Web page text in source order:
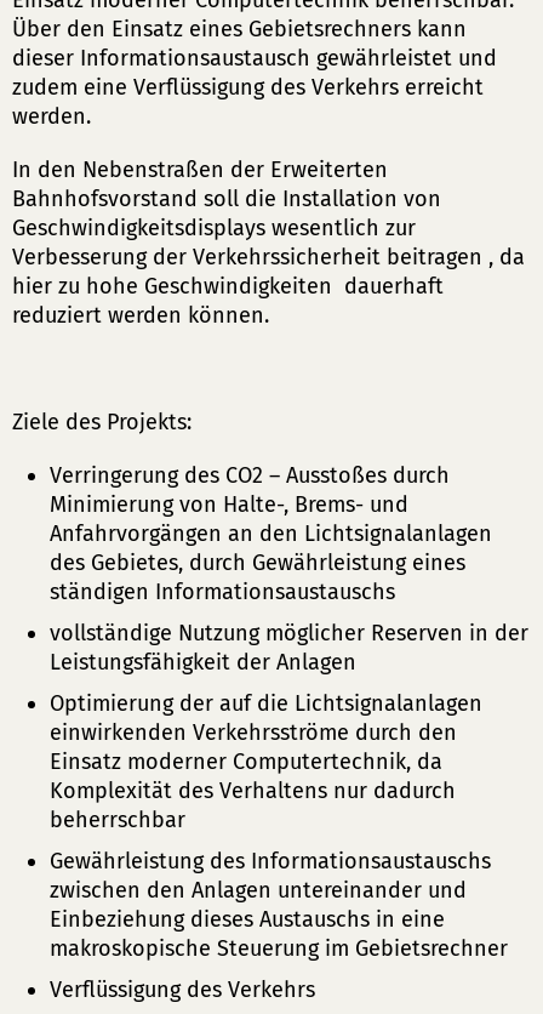
Über den Einsatz eines Gebietsrechners kann
dieser Informationsaustausch gewährleistet und
zudem eine Verflüssigung des Verkehrs erreicht
werden.
In den Nebenstraßen der Erweiterten
Bahnhofsvorstand soll die Installation von
Geschwindigkeitsdisplays wesentlich zur
Verbesserung der Verkehrssicherheit beitragen , da
hier zu hohe Geschwindigkeiten dauerhaft
reduziert werden können.
Ziele des Projekts:
Verringerung des CO2 – Ausstoßes durch
Minimierung von Halte-, Brems- und
Anfahrvorgängen an den Lichtsignalanlagen
des Gebietes, durch Gewährleistung eines
ständigen Informationsaustauschs
vollständige Nutzung möglicher Reserven in der
Leistungsfähigkeit der Anlagen
Optimierung der auf die Lichtsignalanlagen
einwirkenden Verkehrsströme durch den
Einsatz moderner Computertechnik, da
Komplexität des Verhaltens nur dadurch
beherrschbar
Gewährleistung des Informationsaustauschs
zwischen den Anlagen untereinander und
Einbeziehung dieses Austauschs in eine
makroskopische Steuerung im Gebietsrechner
Verflüssigung des Verkehrs